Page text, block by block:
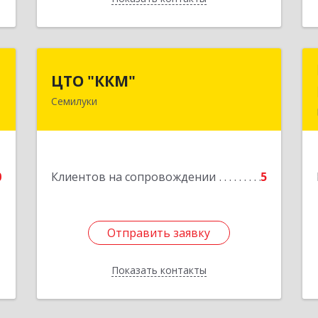
ЦТО "ККМ"
Семилуки
Клиентов на сопровождении 5
Отправить заявку
Показать контакты
Отправить заявку
Назад